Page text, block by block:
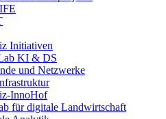
Initiativen
KI & DS
und Netzwerke
InnoHof
für digitale Landwirtschaft